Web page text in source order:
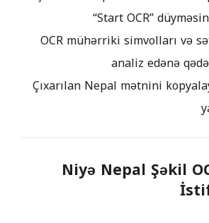
“Start OCR”
OCR mühərriki simvolları və
analiz edənə
Çıxarılan Nepal mətnini
Niyə Nepal Şəkil